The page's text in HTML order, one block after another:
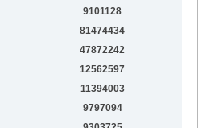
9101128
81474434
47872242
12562597
11394003
9797094